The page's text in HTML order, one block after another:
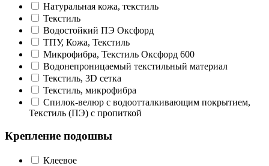
Натуральная кожа, текстиль
Текстиль
Водостойкий ПЭ Оксфорд
ТПУ, Кожа, Текстиль
Микрофибра, Текстиль Оксфорд 600
Водонепроницаемый текстильный материал
Текстиль, 3D сетка
Текстиль, микрофибра
Спилок-велюр с водоотталкивающим покрытием,
Текстиль (ПЭ) с пропиткой
Крепление подошвы
Клеевое